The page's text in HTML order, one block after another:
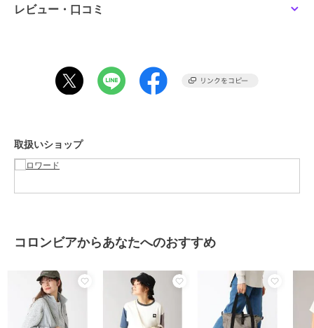
クロ、クロシロ
特徴
m以下)/カジュアル/軽量 700ｇ
ボストンバッグ
ポリエステル素材/大(幅31～45c
/Ａ４収納可/
原産国 ベトナム
レビュー・口コミ
取扱いショップ
コロンビアからあなたへのおすすめ